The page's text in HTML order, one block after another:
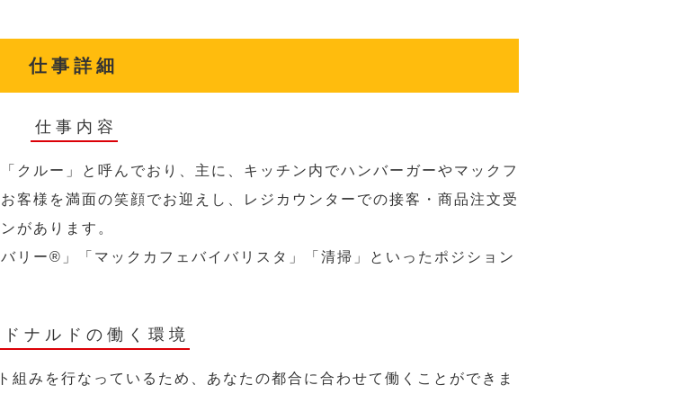
仕事詳細
仕事内容
クルー」と呼んでおり、主に、キッチン内でハンバーガーやマックフ
客様を満面の笑顔でお迎えし、レジカウンターでの接客・商品注文受
があります。
リー®︎」「マックカフェバイバリスタ」「清掃」といったポジション
ナルドの働く環境
みを行なっているため、あなたの都合に合わせて働くことができま